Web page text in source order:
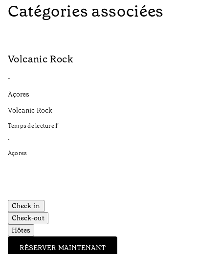
Catégories associées
Volcanic Rock
•
Açores
Volcanic Rock
Temps de lecture1’
•
Açores
Check-in
Check-out
Hôtes
RÉSERVER MAINTENANT